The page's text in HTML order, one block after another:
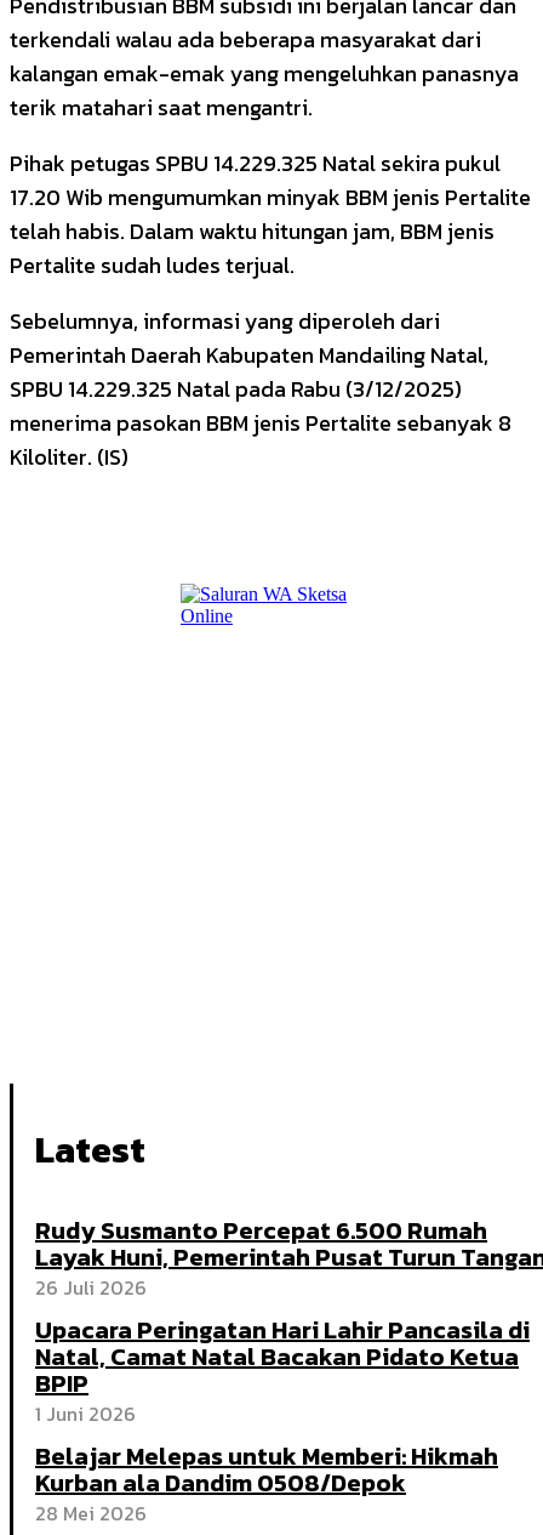
terkendali walau ada beberapa masyarakat dari
kalangan emak-emak yang mengeluhkan panasnya
terik matahari saat mengantri.
Pihak petugas SPBU 14.229.325 Natal sekira pukul
17.20 Wib mengumumkan minyak BBM jenis Pertalite
telah habis. Dalam waktu hitungan jam, BBM jenis
Pertalite sudah ludes terjual.
Sebelumnya, informasi yang diperoleh dari
Pemerintah Daerah Kabupaten Mandailing Natal,
SPBU 14.229.325 Natal pada Rabu (3/12/2025)
menerima pasokan BBM jenis Pertalite sebanyak 8
Kiloliter. (IS)
Latest
Rudy Susmanto Percepat 6.500 Rumah
Layak Huni, Pemerintah Pusat Turun
26 Juli 2026
Upacara Peringatan Hari Lahir Pancasila di
Natal, Camat Natal Bacakan Pidato Ketua
BPIP
1 Juni 2026
Belajar Melepas untuk Memberi: Hikmah
Kurban ala Dandim 0508/Depok
28 Mei 2026